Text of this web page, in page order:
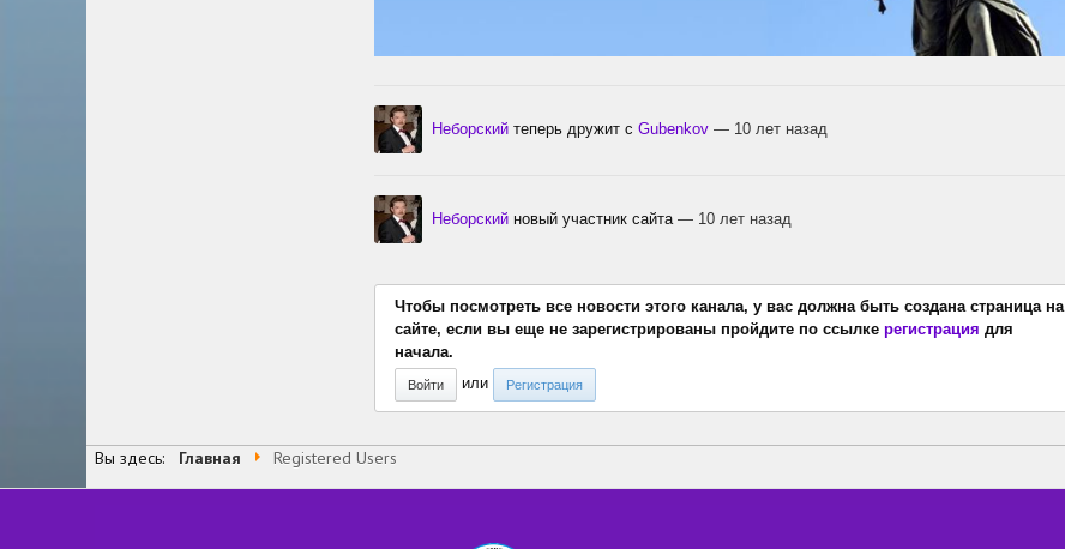
Неборский теперь дружит с Gubenkov — 10 лет назад
Неборский новый участник сайта — 10 лет назад
Чтобы посмотреть все новости этого канала, у вас должна быть создана страница на
сайте, если вы еще не зарегистрированы пройдите по ссылке регистрация для
начала.
Войти или Регистрация
Вы здесь: Главная Registered Users